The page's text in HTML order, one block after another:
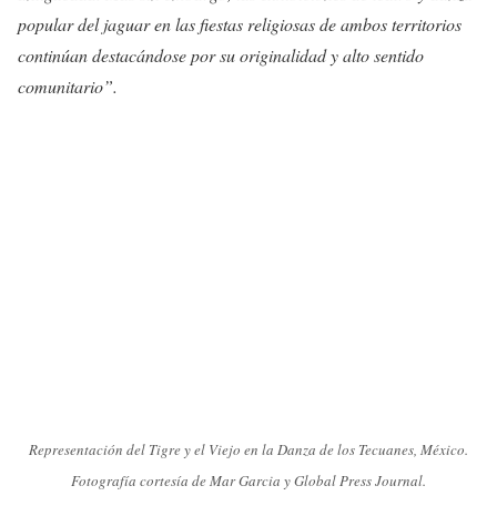
popular del jaguar en las fiestas religiosas de ambos territorios
continúan destacándose por su originalidad y alto sentido
comunitario”.
Representación del Tigre y el Viejo en la Danza de los Tecuanes, México.
Fotografía cortesía de Mar Garcia y Global Press Journal.